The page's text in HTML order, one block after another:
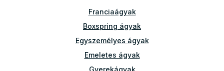
n
í
t
s
Franciaágyak
Boxspring ágyak
Egyszemélyes ágyak
Emeletes ágyak
Gyerekágyak